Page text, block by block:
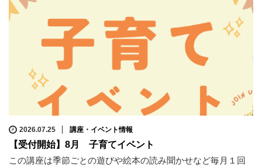
2026.07.25 講座・イベント情報
【受付開始】8月 子育てイベント
この講座は季節ごとの遊びや絵本の読み聞かせなど毎月１回